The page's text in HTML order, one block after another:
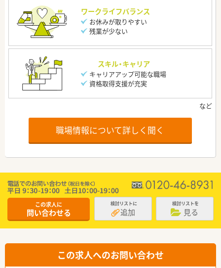
ワークライフバランス
お休みが取りやすい
残業が少ない
スキル・キャリア
キャリアアップ可能な職場
資格取得支援が充実
職場情報について詳しく聞く
この求人に
問い合わせる
検討リストに
追加
検討リストを
見る
この求人へのお問い合わせ